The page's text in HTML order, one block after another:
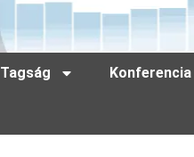
Tagság Konferencia